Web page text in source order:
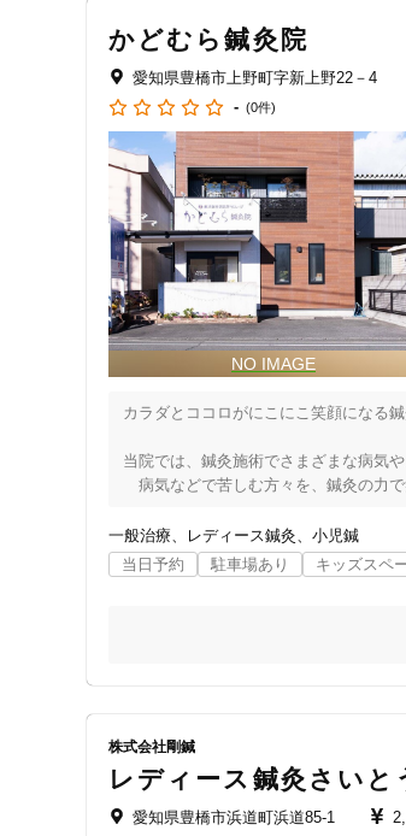
受付時間の特徴
土日営業
通院手段の特徴
駐車場あり
設備の特徴
キッズスペー
女性向けの特徴
かどむら鍼灸院
愛知県豊橋市上野町字新上野22－4
- (0件)
カラダとココロがにこにこ笑顔になる
当院では、鍼灸施術でさまざまな病気
病気などで苦しむ方々を、鍼灸の力で
「カラダとココロがにこにこ笑顔にな
をたて、
納得のいく施術で丁寧に症状を改善し
副作用のない鍼灸治療は、赤ちゃんか
一般治療 レディース鍼灸
小児鍼
当日予約
駐車場あり キッズスペ
株式会社剛鍼
レディース鍼灸さいと
愛知県豊橋市浜道町浜道85-1